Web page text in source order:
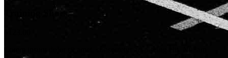
Training Shoes